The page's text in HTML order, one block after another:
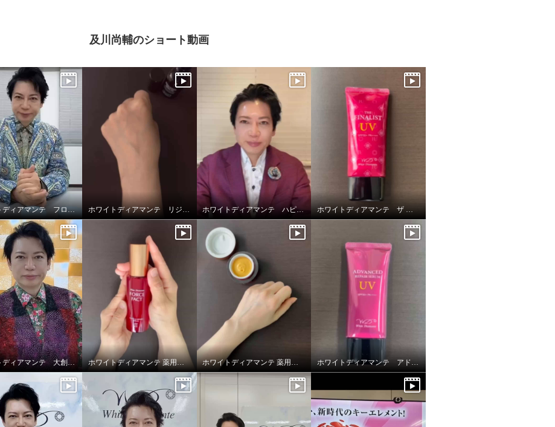
及川尚輔のショート動画
ホワイトディアマンテ フローズンワールドクリーム ホワイトディアマンテ リジュファインセラム ホワイトディアマンテ ハピエンスリップラグゼUVⅡ ホワイトディアマンテ ザ ファイナリストUV
ホワイトディアマンテ 大創業祭2025特別セット ホワイトディアマンテ 薬用ホワイト＆ リンクルセラムⅡ “フォースファクトセラムⅡ” ホワイトディアマンテ 薬用ホワイト＆ リンクルクリームⅡ “フォースファクトⅡ” ホワイトディアマンテ アドバンスドリペアセラムUV